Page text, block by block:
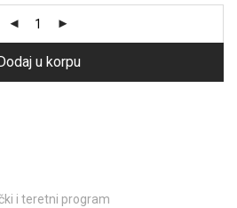
u korpu
i teretni program